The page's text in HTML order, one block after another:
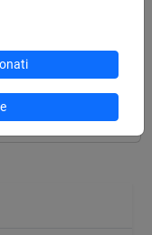
[FT0537]